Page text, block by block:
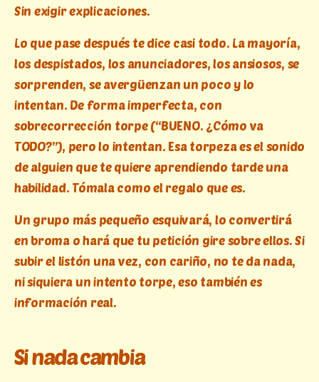
Sin exigir explicaciones.
Lo que pase después te dice casi todo. La mayoría,
los despistados, los anunciadores, los ansiosos, se
sorprenden, se avergüenzan un poco y lo
intentan. De forma imperfecta, con
sobrecorrección torpe (“BUENO. ¿Cómo va
TODO?”), pero lo intentan. Esa torpeza es el sonido
de alguien que te quiere aprendiendo tarde una
habilidad. Tómala como el regalo que es.
Un grupo más pequeño esquivará, lo convertirá
en broma o hará que tu petición gire sobre ellos. Si
subir el listón una vez, con cariño, no te da nada,
ni siquiera un intento torpe, eso también es
información real.
Si nada cambia